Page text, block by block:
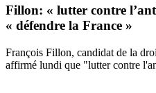
Fillon: « lutter contre
« défendre la France »
François Fillon, candidat de la
affirmé lundi que "lutter contre